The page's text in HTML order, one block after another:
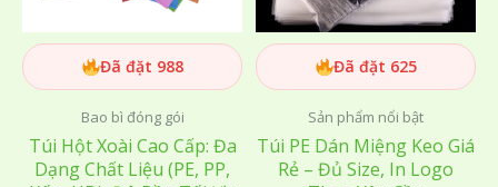
Đã đặt 988
Bao bì đóng gói
Túi Hột Xoài Cao Cấp: Đa
Dạng Chất Liệu (PE, PP,
Đã đặt 625
Sản phẩm nổi bật
Túi PE Dán Miệng Keo Giá
Rẻ – Đủ Size, In Logo